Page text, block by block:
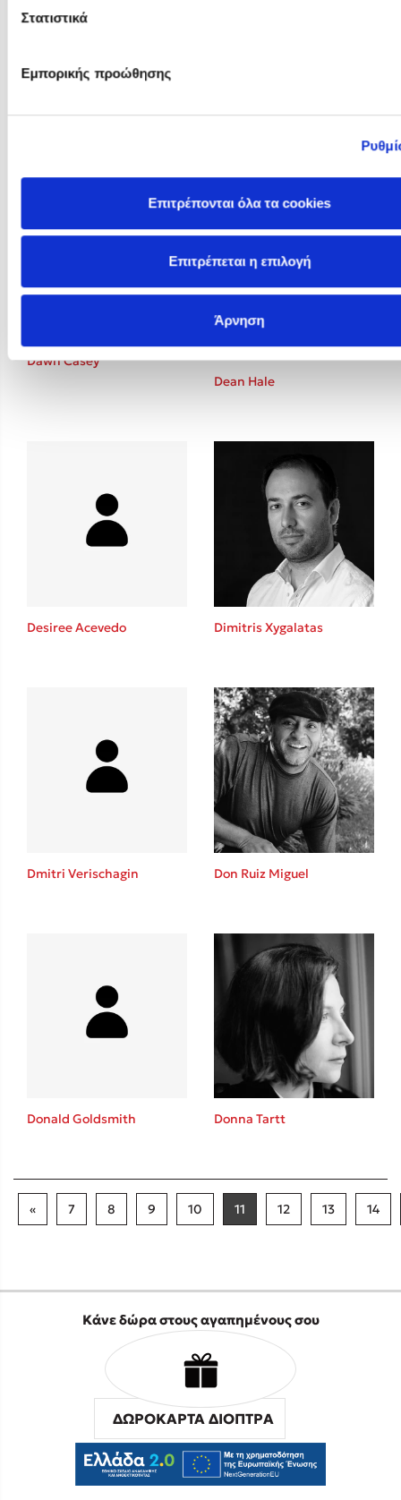
Στατιστικά
Εμπορικής προώθησης
Επιτρέπονται όλα τα cookies
Επιτρέπεται η επιλογή
Άρνηση
David Wengrow Davide Coppo
Dawn Casey
Dean Hale
Desiree Acevedo Dimitris Xygalatas
Dmitri Verischagin Don Ruiz Miguel
Donald Goldsmith Donna Tartt
« 7 8 9 10 11 12 13 14
Κάνε δώρα στους αγαπημένους σου
ΔΩΡΟΚΑΡΤΑ ΔΙΟΠΤΡΑ